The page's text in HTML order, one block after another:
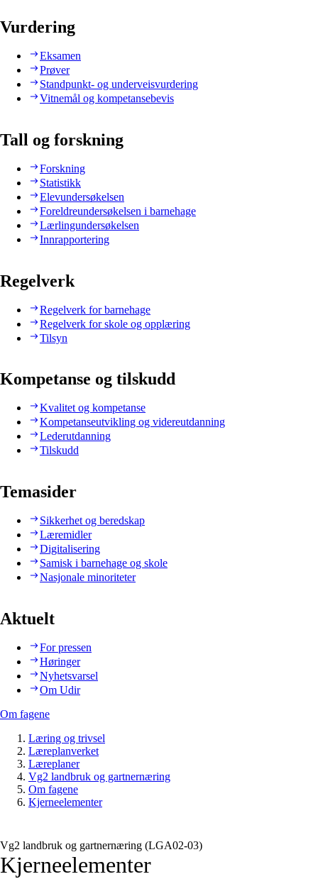
Vurdering
Eksamen
Prøver
Standpunkt- og underveisvurdering
Vitnemål og kompetansebevis
Tall og forskning
Forskning
Statistikk
Elevundersøkelsen
Foreldreundersøkelsen i barnehage
Lærlingundersøkelsen
Innrapportering
Regelverk
Regelverk for barnehage
Regelverk for skole og opplæring
Tilsyn
Kompetanse og tilskudd
Kvalitet og kompetanse
Kompetanseutvikling og videreutdanning
Lederutdanning
Tilskudd
Temasider
Sikkerhet og beredskap
Læremidler
Digitalisering
Samisk i barnehage og skole
Nasjonale minoriteter
Aktuelt
For pressen
Høringer
Nyhetsvarsel
Om Udir
Om fagene
Læring og trivsel
Læreplanverket
Læreplaner
Vg2 landbruk og gartnernæring
Om fagene
Kjerneelementer
Vg2 landbruk og gartnernæring (LGA02‑03)
Kjerneelementer